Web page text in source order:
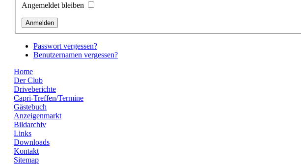
Angemeldet bleiben
Passwort vergessen?
Benutzernamen vergessen?
Home
Der Club
Driveberichte
Capri-Treffen/Termine
Gästebuch
Anzeigenmarkt
Bildarchiv
Links
Downloads
Kontakt
Sitemap